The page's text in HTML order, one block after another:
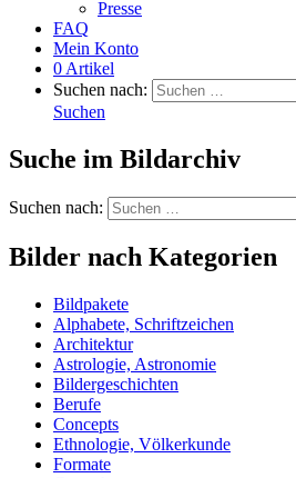
Presse
FAQ
Mein Konto
0 Artikel
Suchen nach:
Suchen
Suche im Bildarchiv
Suchen nach:
Bilder nach Kategorien
Bildpakete
Alphabete, Schriftzeichen
Architektur
Astrologie, Astronomie
Bildergeschichten
Berufe
Concepts
Ethnologie, Völkerkunde
Formate